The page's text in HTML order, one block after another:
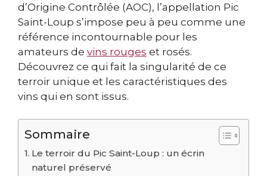
d’Origine Contrôlée (AOC), l’appellation Pic
Saint-Loup s’impose peu à peu comme une
référence incontournable pour les
amateurs de vins rouges et rosés.
Découvrez ce qui fait la singularité de ce
terroir unique et les caractéristiques des
vins qui en sont issus.
Sommaire
Le terroir du Pic Saint-Loup : un écrin
naturel préservé